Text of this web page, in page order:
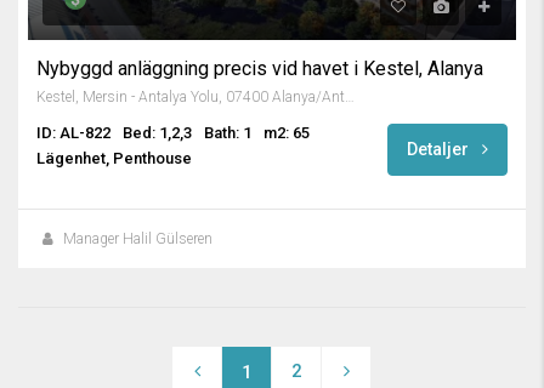
Nybyggd anläggning precis vid havet i Kestel, Alanya
ID: AL-822 Bed: 1,2,3 Bath: 1
m2: 65
Lägenhet, Penthouse
Detaljer
Manager Halil Gülseren
1 2